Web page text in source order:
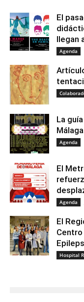
El
llegan
Agenda
La
Agenda
El
Agenda
El
Hospital